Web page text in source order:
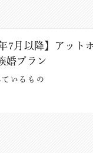
7月以降】アット
婚プラン
いるもの